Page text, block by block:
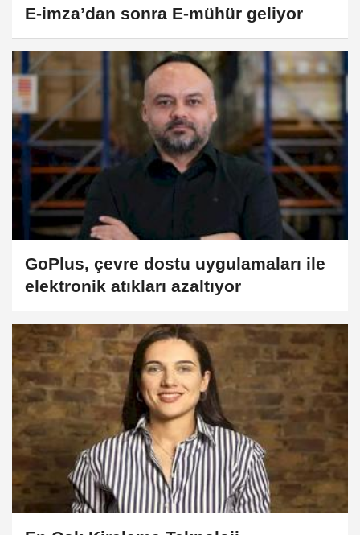
E-imza’dan sonra E-mühür geliyor
GoPlus, çevre dostu uygulamaları ile
elektronik atıkları azaltıyor